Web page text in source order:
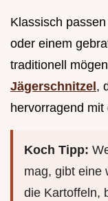
Klassisch
oder einem
traditionell
Jägerschnitzel ,
hervorragend
Koch Tipp:
mag, gibt eine
die Kartoffeln,